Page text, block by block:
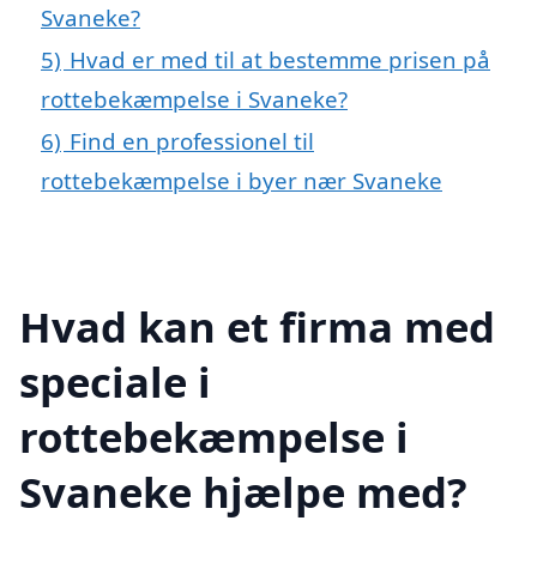
Svaneke?
5) Hvad er med til at bestemme prisen på
rottebekæmpelse i Svaneke?
6) Find en professionel til
rottebekæmpelse i byer nær Svaneke
Hvad kan et firma med
speciale i
rottebekæmpelse i
Svaneke hjælpe med?